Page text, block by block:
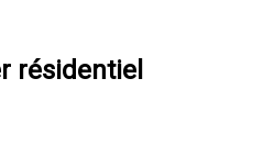
résidentiel